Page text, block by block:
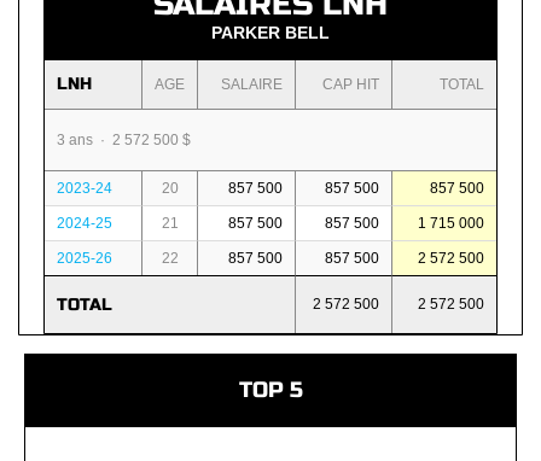
PARKER BELL
LNH AGE SALAIRE CAP HIT TOTAL
3 ans · 2 572 500 $
2023-24 20 857 500 857 500 857 500
2024-25 21 857 500 857 500 1 715 000
2025-26 22 857 500 857 500 2 572 500
TOTAL 2 572 500 2 572 500
TOP 5